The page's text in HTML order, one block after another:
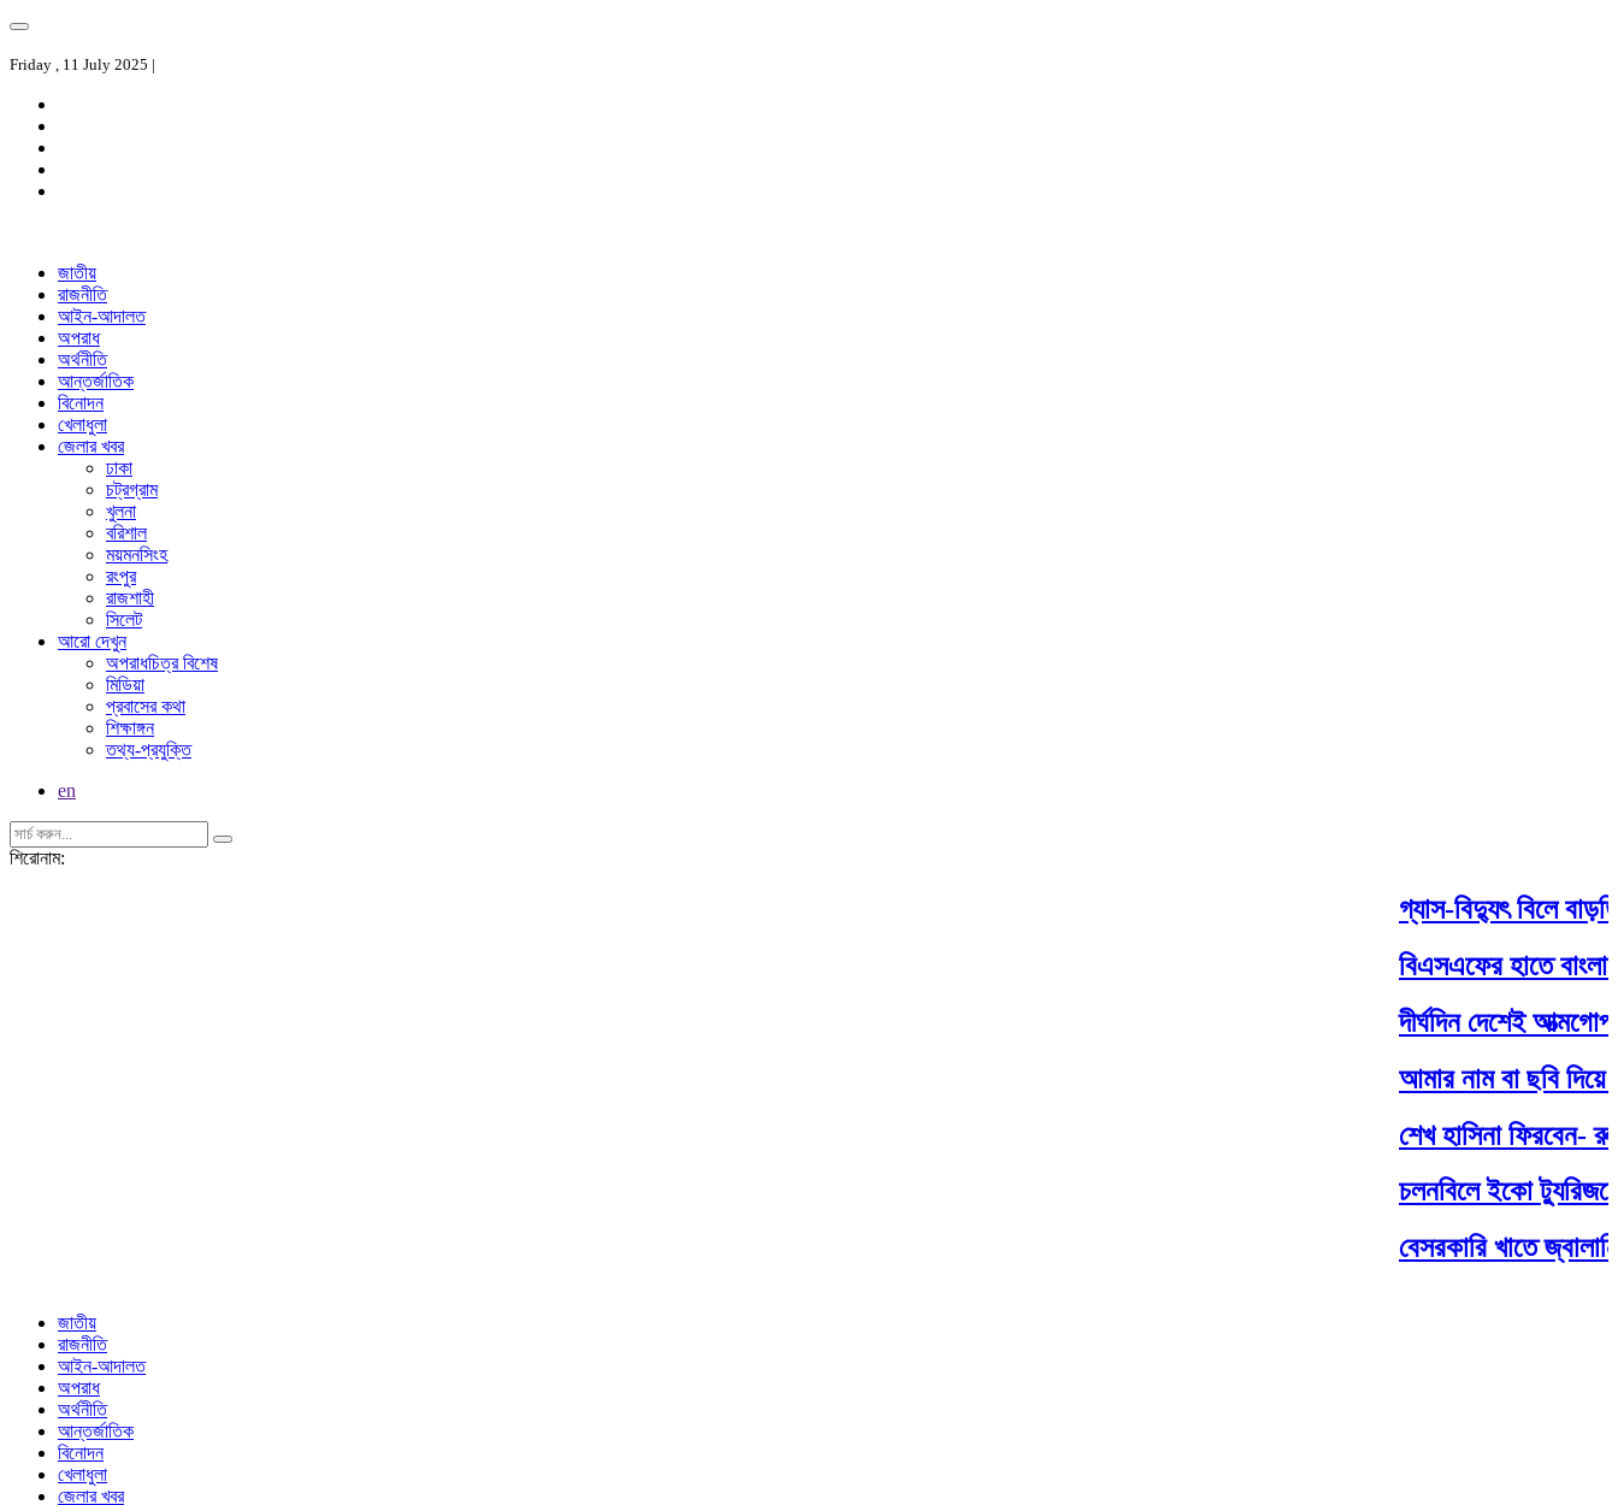
Friday , 11 July 2025 |
জাতীয়
রাজনীতি
আইন-আদালত
অপরাধ
অর্থনীতি
আন্তর্জাতিক
বিনোদন
খেলাধুলা
জেলার খবর
ঢাকা
চট্রগ্রাম
খুলনা
বরিশাল
ময়মনসিংহ
রংপুর
রাজশাহী
সিলেট
আরো দেখুন
অপরাধচিত্র বিশেষ
মিডিয়া
প্রবাসের কথা
শিক্ষাঙ্গন
তথ্য-প্রযুক্তি
en
শিরোনাম:
গ্যাস-বিদ্যুৎ বিলে বাড়তি
বিএসএফের হাতে
দীর্ঘদিন দেশেই
আমার নাম বা ছবি দিয়ে
শেখ হাসিনা ফিরবেন-
চলনবিলে ইকো ট্যুরিজমের
বেসরকারি খাতে
জাতীয়
রাজনীতি
আইন-আদালত
অপরাধ
অর্থনীতি
আন্তর্জাতিক
বিনোদন
খেলাধুলা
জেলার খবর